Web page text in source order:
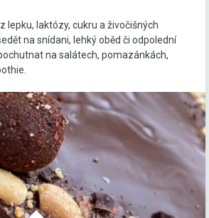
lepku, laktózy, cukru a živočišných
na snídani, lehký oběd či odpolední
na salátech, pomazánkách,